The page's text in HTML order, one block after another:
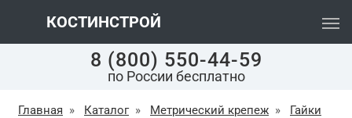
КОСТИНСТРОЙ
8 (800) 550-44-59
по России бесплатно
Главная » Каталог » Метрический крепеж »
Гайки